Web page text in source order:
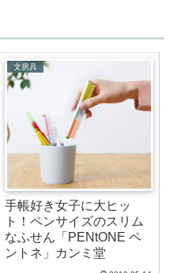
文房具
手帳好き女子に大ヒッ
ト！ペンサイズのスリム
なふせん「PENtONE ペ
ントネ」カンミ堂